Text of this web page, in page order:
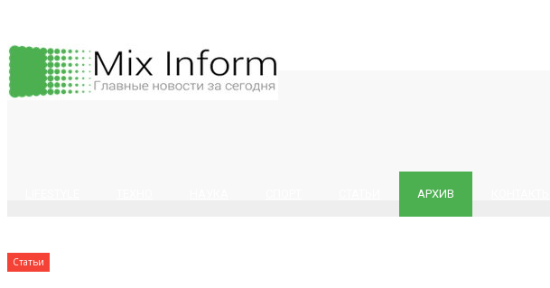
АРХИВ
Статьи